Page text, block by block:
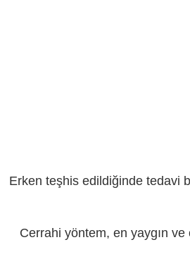
Erken teşhis edildiğinde tedavi
Cerrahi yöntem, en yaygın ve